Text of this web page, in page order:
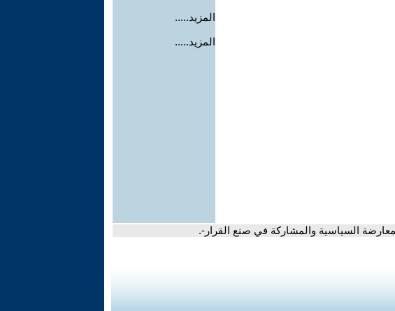
المزيد.....
المزيد.....
السياسية والمشاركة في صنع القرار-.